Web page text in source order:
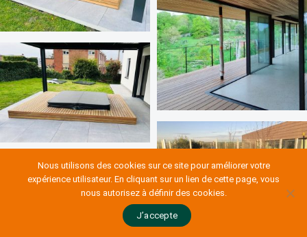
Nous utilisons des cookies sur ce site pour améliorer votre
expérience utilisateur. En cliquant sur un lien de cette page, vous
nous autorisez à définir des cookies.
J’accepte